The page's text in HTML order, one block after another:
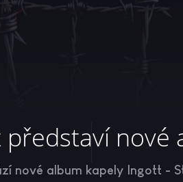
představí nové
nové album kapely Ingott -